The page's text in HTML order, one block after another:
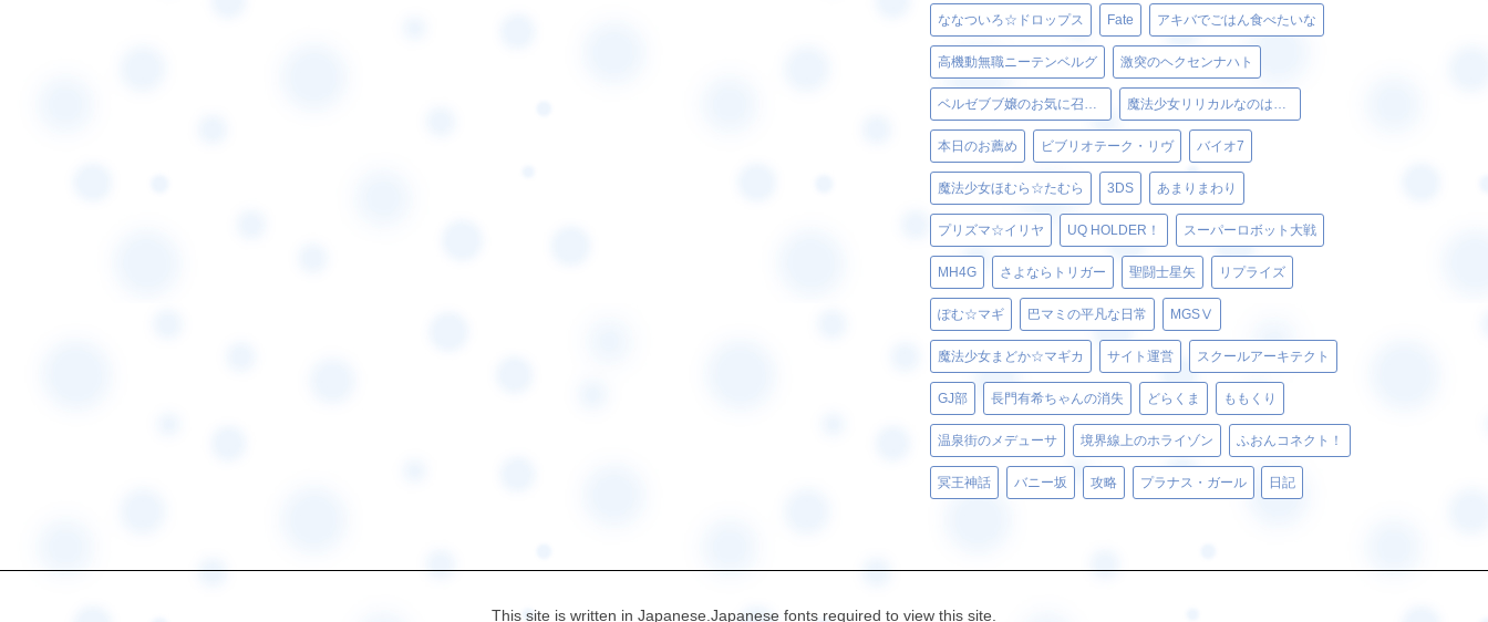
ななついろ☆ドロップス Fate アキバでごはん食べたいな
高機動無職ニーテンベルグ 激突のヘクセンナハト
ベルゼブブ嬢のお気に召すまま。 魔法少女リリカルなのはViVid
本日のお薦め ビブリオテーク・リヴ バイオ7
魔法少女ほむら☆たむら 3DS あまりまわり
プリズマ☆イリヤ UQ HOLDER！ スーパーロボット大戦
MH4G さよならトリガー 聖闘士星矢 リプライズ
ぽむ☆マギ 巴マミの平凡な日常 MGSⅤ
魔法少女まどか☆マギカ サイト運営 スクールアーキテクト
GJ部 長門有希ちゃんの消失 どらくま ももくり
温泉街のメデューサ 境界線上のホライゾン ふおんコネクト！
冥王神話 バニー坂 攻略 プラナス・ガール 日記
This site is written in Japanese.Japanese fonts required to view this site.